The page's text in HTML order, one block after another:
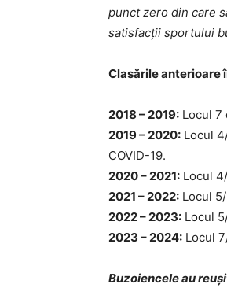
punct zero din care
satisfacții sportului
Clasările anterioare
2018 – 2019: Locul 7
2019 – 2020: Locul
COVID-19.
2020 – 2021: Locul
2021 – 2022: Locul
2022 – 2023: Locul
2023 – 2024: Locul
Buzoiencele au